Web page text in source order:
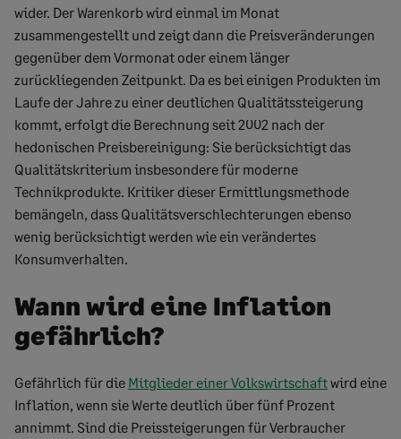
wider. Der Warenkorb wird einmal im Monat
zusammengestellt und zeigt dann die Preisveränderungen
gegenüber dem Vormonat oder einem länger
zurückliegenden Zeitpunkt. Da es bei einigen Produkten im
Laufe der Jahre zu einer deutlichen Qualitätssteigerung
kommt, erfolgt die Berechnung seit 2002 nach der
hedonischen Preisbereinigung: Sie berücksichtigt das
Qualitätskriterium insbesondere für moderne
Technikprodukte. Kritiker dieser Ermittlungsmethode
bemängeln, dass Qualitätsverschlechterungen ebenso
wenig berücksichtigt werden wie ein verändertes
Konsumverhalten.
Wann wird eine Inflation
gefährlich?
Gefährlich für die Mitglieder einer Volkswirtschaftwird eine
Inflation, wenn sie Werte deutlich über fünf Prozent
annimmt. Sind die Preissteigerungen für Verbraucher